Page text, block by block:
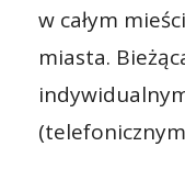
w całym
miasta.